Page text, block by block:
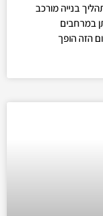
בנייה מורכב
במרחבים
הזה הופך